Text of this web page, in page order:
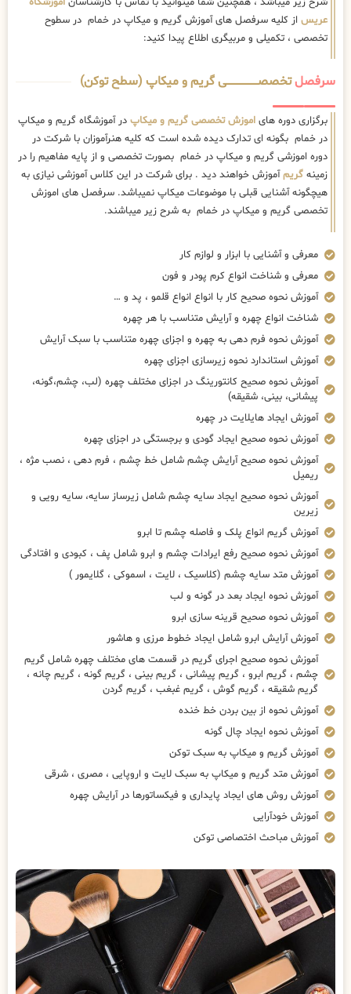
عریس از کلیه سرفصل های آموزش گریم و میکاپ در خمام در سطوح
تخصصی ، تکمیلی و مربیگری اطلاع پیدا کنید:
سرفصلتخصصــــــــــــــــــــی گریم و میکاپ (سطح توکن)
برگزاری دوره های اموزش تخصصی گریم و میکاپ در آموزشگاه گریم و میکاپ
در خمام بگونه ای تدارک دیده شده است که کلیه هنرآموزان با شرکت در
دوره اموزشی گریم و میکاپ در خمام بصورت تخصصی و از پایه مفاهیم را در
زمینه گریمآموزش خواهند دید . برای شرکت در این کلاس آموزشی نیازی به
هیچگونه آشنایی قبلی با موضوعات میکاپ نمیباشد. سرفصل های اموزش
تخصصی گریم و میکاپ در خمام به شرح زیر میباشند.
معرفی و آشنایی با ابزار و لوازم کار
معرفی و شناخت انواع کرم پودر و فون
آموزش نحوه صحیح کار با انواع انواع قلمو ، پد و …
شناخت انواع چهره و آرایش متناسب با هر چهره
آموزش نحوه فرم دهی به چهره و اجزای چهره متناسب با سبک آرایش
آموزش استاندارد نحوه زیرسازی اجزای چهره
آموزش نحوه صحیح کانتورینگ در اجزای مختلف چهره (لب، چشم،گونه،
پیشانی، بینی، شقیقه)
آموزش ایجاد هایلایت در چهره
آموزش نحوه صحیح ایجاد گودی و برجستگی در اجزای چهره
آموزش نحوه صحیح آرایش چشم شامل خط چشم ، فرم دهی ، نصب مژه ،
ریمیل
آموزش نحوه صحیح ایجاد سایه چشم شامل زیرساز سایه، سایه رویی و
زیرین
آموزش گریم انواع پلک و فاصله چشم تا ابرو
آموزش نحوه صحیح رفع ایرادات چشم و ابرو شامل پف ، کبودی و افتادگی
آموزش متد سایه چشم (کلاسیک ، لایت ، اسموکی ، گلایمور )
آموزش نحوه ایجاد بعد در گونه و لب
آموزش نحوه صحیح قرینه سازی ابرو
آموزش آرایش ابرو شامل ایجاد خطوط مرزی و هاشور
آموزش نحوه صحیح اجرای گریم در قسمت های مختلف چهره شامل گریم
چشم ، گریم ابرو ، گریم پیشانی ، گریم بینی ، گریم گونه ، گریم چانه ،
گریم شقیقه ، گریم گوش ، گریم غبغب ، گریم گردن
آموزش نحوه از بین بردن خط خنده
آموزش نحوه ایجاد چال گونه
آموزش گریم و میکاپ به سبک توکن
آموزش متد گریم و میکاپ به سبک لایت و اروپایی ، مصری ، شرقی
آموزش روش های ایجاد پایداری و فیکساتورها در آرایش چهره
آموزش خودآرایی
آموزش مباحث اختصاصی توکن